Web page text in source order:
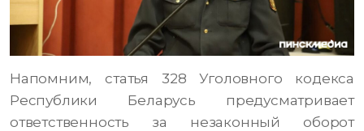
Напомним, статья 328 Уголовного кодекса
Республики Беларусь предусматривает
ответственность за незаконный оборот